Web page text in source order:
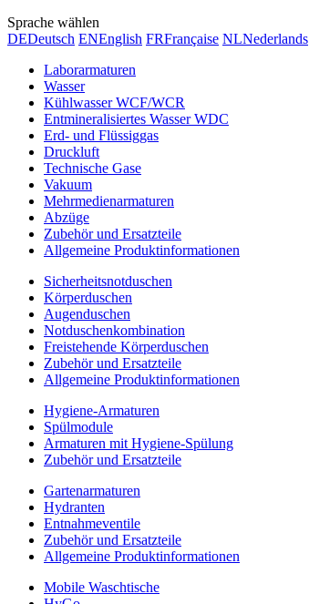
Sprache wählen
DEDeutsch ENEnglish FRFrançaise NLNederlands
Laborarmaturen
Wasser
Kühlwasser WCF/WCR
Entmineralisiertes Wasser WDC
Erd- und Flüssiggas
Druckluft
Technische Gase
Vakuum
Mehrmedienarmaturen
Abzüge
Zubehör und Ersatzteile
Allgemeine Produktinformationen
Sicherheitsnotduschen
Körperduschen
Augenduschen
Notduschenkombination
Freistehende Körperduschen
Zubehör und Ersatzteile
Allgemeine Produktinformationen
Hygiene-Armaturen
Spülmodule
Armaturen mit Hygiene-Spülung
Zubehör und Ersatzteile
Gartenarmaturen
Hydranten
Entnahmeventile
Zubehör und Ersatzteile
Allgemeine Produktinformationen
Mobile Waschtische